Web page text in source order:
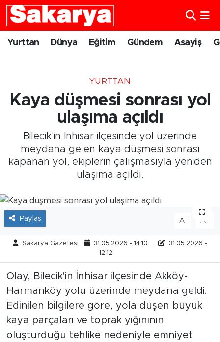
Yurttan Dünya Eğitim Gündem Asayiş
YURTTAN
Kaya düşmesi sonrası yol
ulaşıma açıldı
Bilecik'in İnhisar ilçesinde yol üzerinde
meydana gelen kaya düşmesi sonrası
kapanan yol, ekiplerin çalışmasıyla yeniden
ulaşıma açıldı.
Paylaş A- A
Sakarya Gazetesi 31.05.2026 - 14:10
31.05.2026 -
12:12
Olay, Bilecik'in İnhisar ilçesinde Akköy-
Harmanköy yolu üzerinde meydana geldi.
Edinilen bilgilere göre, yola düşen büyük
kaya parçaları ve toprak yığınının
oluşturduğu tehlike nedeniyle emniyet
Yurttan
Gündem
Eskişehirspor
Spor
Kültür Sanat
Resmi İlanlar
Söyleşi
Foto Şaka
Teknoloji
Eskişehir Nöbetçi Eczaneler
Eskişehir Trafik Yoğunluk Haritası
Süper Lig Puan Durumu ve Fikstür
Tüm Manşetler
Haber Arşivi